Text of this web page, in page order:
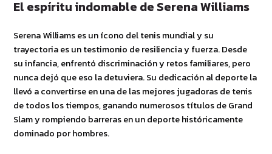
El espíritu indomable de Serena Williams
Serena Williams es un ícono del tenis mundial y su
trayectoria es un testimonio de resiliencia y fuerza. Desde
su infancia, enfrentó discriminación y retos familiares, pero
nunca dejó que eso la detuviera. Su dedicación al deporte la
llevó a convertirse en una de las mejores jugadoras de tenis
de todos los tiempos, ganando numerosos títulos de Grand
Slam y rompiendo barreras en un deporte históricamente
dominado por hombres.